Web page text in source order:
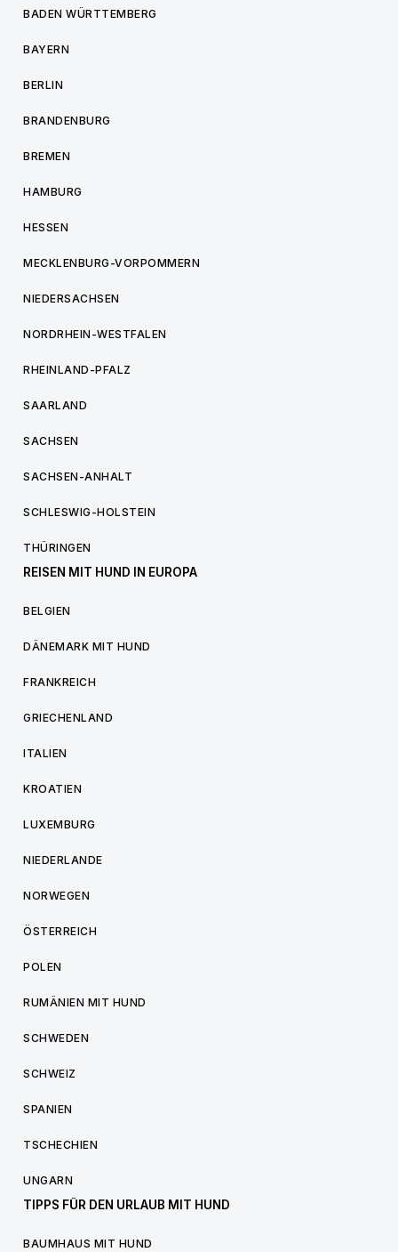
BADEN WÜRTTEMBERG
BAYERN
BERLIN
BRANDENBURG
BREMEN
HAMBURG
HESSEN
MECKLENBURG-VORPOMMERN
NIEDERSACHSEN
NORDRHEIN-WESTFALEN
RHEINLAND-PFALZ
SAARLAND
SACHSEN
SACHSEN-ANHALT
SCHLESWIG-HOLSTEIN
THÜRINGEN
REISEN MIT HUND IN EUROPA
BELGIEN
DÄNEMARK MIT HUND
FRANKREICH
GRIECHENLAND
ITALIEN
KROATIEN
LUXEMBURG
NIEDERLANDE
NORWEGEN
ÖSTERREICH
POLEN
RUMÄNIEN MIT HUND
SCHWEDEN
SCHWEIZ
SPANIEN
TSCHECHIEN
UNGARN
TIPPS FÜR DEN URLAUB MIT HUND
BAUMHAUS MIT HUND